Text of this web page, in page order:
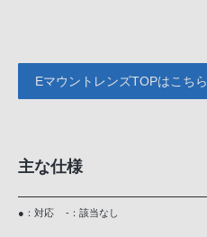
EマウントレンズTOPはこちら
主な仕様
●：対応 -：該当なし